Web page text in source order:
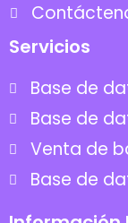
Servicios
Base de
Base de
Venta de
Base de